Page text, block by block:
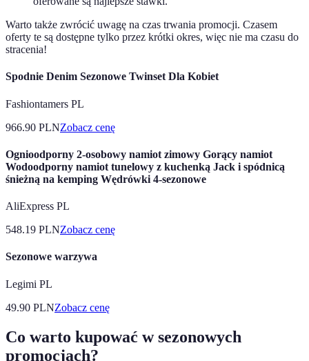
Warto także zwrócić uwagę na czas trwania promocji. Czasem
oferty te są dostępne tylko przez krótki okres, więc nie ma czasu do
stracenia!
Spodnie Denim Sezonowe Twinset Dla Kobiet
Fashiontamers PL
966.90 PLNZobacz cenę
Ognioodporny 2-osobowy namiot zimowy Gorący namiot
Wodoodporny namiot tunelowy z kuchenką Jack i spódnicą
śnieżną na kemping Wędrówki 4-sezonowe
AliExpress PL
548.19 PLNZobacz cenę
Sezonowe warzywa
Legimi PL
49.90 PLNZobacz cenę
Co warto kupować w sezonowych
promocjach?